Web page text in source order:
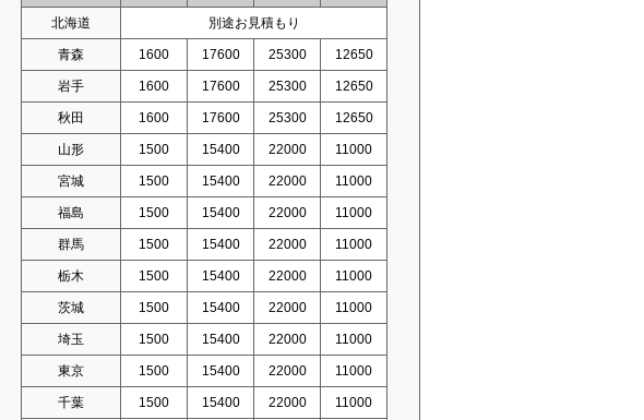
北海道 別途お見積もり
青森 1600 17600 25300 12650
岩手 1600 17600 25300 12650
秋田 1600 17600 25300 12650
山形 1500 15400 22000 11000
宮城 1500 15400 22000 11000
福島 1500 15400 22000 11000
群馬 1500 15400 22000 11000
栃木 1500 15400 22000 11000
茨城 1500 15400 22000 11000
埼玉 1500 15400 22000 11000
東京 1500 15400 22000 11000
千葉 1500 15400 22000 11000